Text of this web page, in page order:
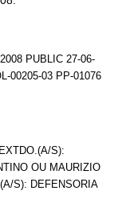
PUBLIC 27-06-
00205-03 PP-01076
S):
OU MAURIZIO
S): DEFENSORIA